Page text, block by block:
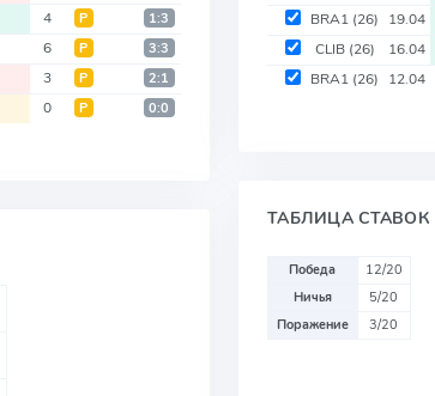
4 Р 1:3
6 Р 3:3
3 Р 2:1
0 Р 0:0
BRA1 (26) 19.04
CLIB (26) 16.04
BRA1 (26) 12.04
ТАБЛИЦА СТАВОК
Победа
12/20
Ничья
5/20
Поражение
3/20